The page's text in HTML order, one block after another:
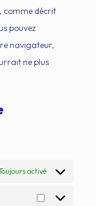
comme décrit
pouvez
navigateur,
ne plus
activé